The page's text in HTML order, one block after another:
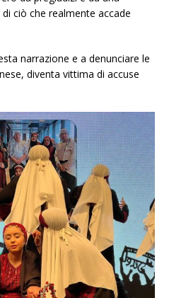
ciò che realmente accade
narrazione e a denunciare le
diventa vittima di accuse